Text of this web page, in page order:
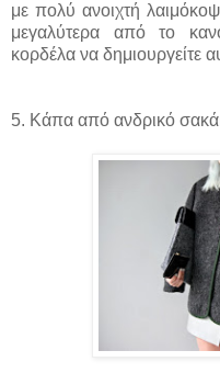
με πολύ ανοιχτή
μεγαλύτερα από το
κορδέλα να δημιουργείτε
5. Κάπα από ανδρικό